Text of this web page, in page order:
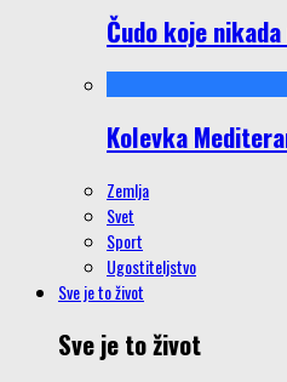
Čudo koje
Kolevka
Zemlja
Svet
Sport
Ugostiteljstvo
Sve je to život
Sve je to život